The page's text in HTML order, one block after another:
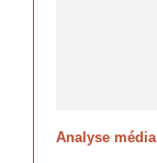
Analyse média